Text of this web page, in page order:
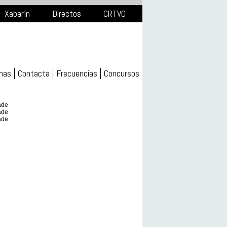
Xabarín Directos CRTVG
Contacta Frecuencias Concursos